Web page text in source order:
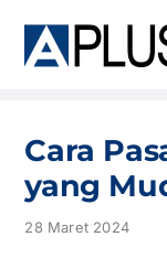
content
Area
Kategori
Cara
yang
28 Maret 2024